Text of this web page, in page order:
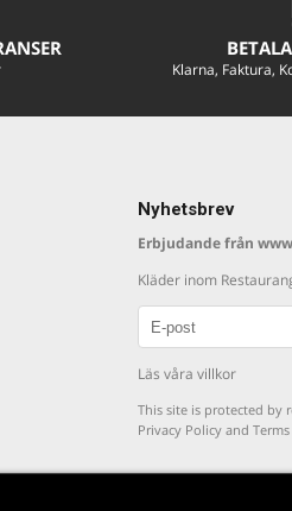
Klarna, Faktura,
Nyhetsbrev
Erbjudande från
Kläder inom
Läs våra villkor
This site is protected by
Privacy Policy and